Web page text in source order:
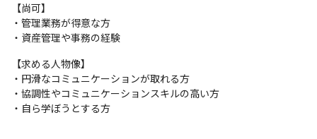
【尚可】
・管理業務が得意な方
・資産管理や事務の経験
【求める人物像】
・円滑なコミュニケーションが取れる方
・協調性やコミュニケーションスキルの高い方
・自ら学ぼうとする方